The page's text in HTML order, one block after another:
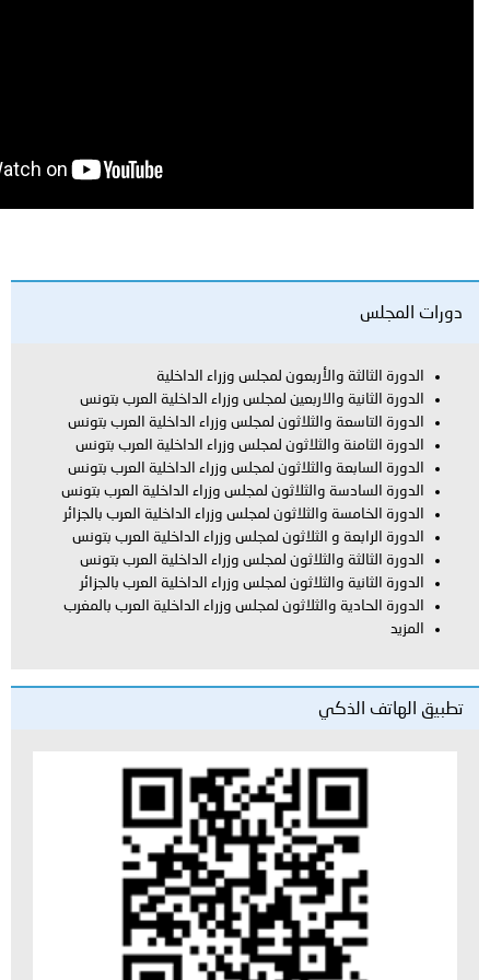
والأربعون لمجلس وزراء الداخلية
والاربعين لمجلس وزراء الداخلية العرب بتونس
والثلاثون لمجلس وزراء الداخلية العرب بتونس
والثلاثون لمجلس وزراء الداخلية العرب بتونس
والثلاثون لمجلس وزراء الداخلية العرب بتونس
والثلاثون لمجلس وزراء الداخلية العرب بتونس
والثلاثون لمجلس وزراء الداخلية العرب بالجزائر
و الثلاثون لمجلس وزراء الداخلية العرب بتونس
والثلاثون لمجلس وزراء الداخلية العرب بتونس
والثلاثون لمجلس وزراء الداخلية العرب بالجزائر
والثلاثون لمجلس وزراء الداخلية العرب بالمغرب